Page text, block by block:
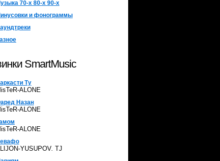
70-х 80-х 90-х
и фонограммы
SmartMusic
Ту
ALONE
Назан
ALONE
ALONE
YUSUPOV. TJ